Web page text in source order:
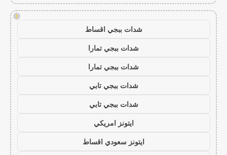
!
شدات ببجي اقساط
شدات ببجي تمارا
شدات ببجي تمارا
شدات ببجي تابي
شدات ببجي تابي
ايتونز امريكي
ايتونز سعودي اقساط